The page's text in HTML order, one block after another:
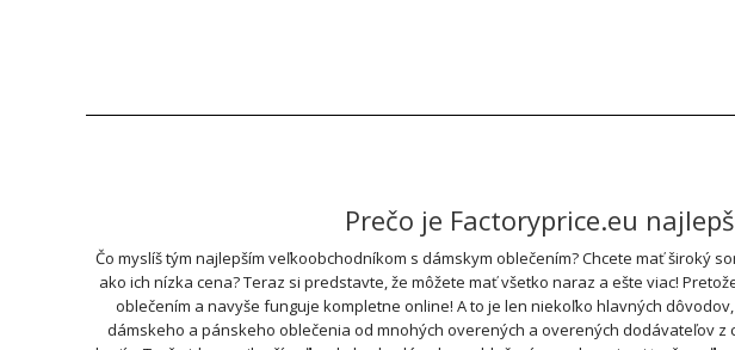
Prečo je Factoryprice.eu
Čo myslíš tým najlepším veľkoobchodníkom s dámskym oblečením? Chcete mať
ako ich nízka cena? Teraz si predstavte, že môžete mať všetko naraz a ešte viac!
oblečením a navyše funguje kompletne online! A to je len niekoľko hlavných
dámskeho a pánskeho oblečenia od mnohých overených a overených dodávateľov